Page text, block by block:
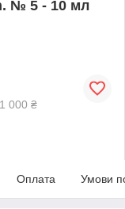
№ 5 - 10 мл
000 ₴
Оплата Умови